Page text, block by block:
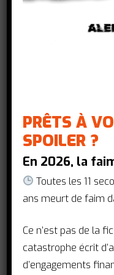
notamment les
et la
L'innovation :
prévention
Pourtant, le
des
permis un
PRÊTS À
SPOILER ?
En 2026, la
Toutes les 11
ans meurt de faim
Ce n’est pas de la
catastrophe écrit
d’engagements